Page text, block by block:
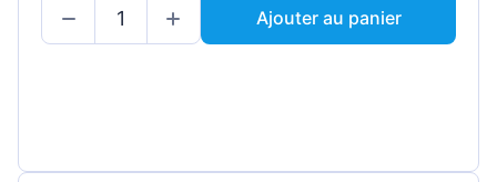
Ajouter au panier